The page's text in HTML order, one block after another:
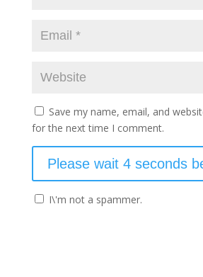
Save my name, email, and
for the next time I comment.
I\'m not a spammer.